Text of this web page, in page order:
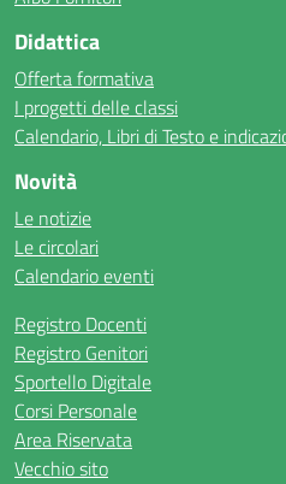
Didattica
Offerta formativa
I progetti delle classi
Calendario, Libri di Testo e
Novità
Le notizie
Le circolari
Calendario eventi
Registro Docenti
Registro Genitori
Sportello Digitale
Corsi Personale
Area Riservata
Vecchio sito